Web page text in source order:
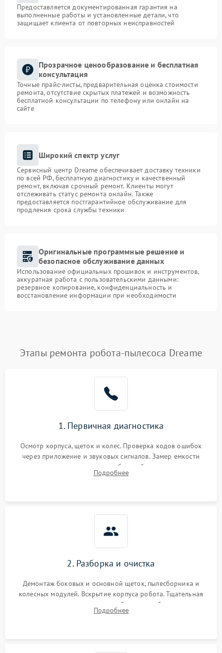
Предоставляется документированная гарантия на
выполненные работы и установленные детали, что
защищает клиента от повторных неисправностей
Прозрачное ценообразование и бесплатная
консультация
Точные прайс-листы, предварительная оценка стоимости
ремонта, отсутствие скрытых платежей и возможность
бесплатной консультации по телефону или онлайн на
сайте
Широкий спектр услуг
Сервисный центр Dreame обеспечивает доставку техники
по всей РФ, бесплатную диагностику и качественный
ремонт, включая срочный ремонт. Клиенты могут
отслеживать статус ремонта онлайн. Также
предоставляется постгарантийное обслуживание для
продления срока службы техники
Оригинальные программные решение и
безопасное обслуживание данных
Использование официальных прошивок и инструментов,
аккуратная работа с пользовательскими данными:
резервное копирование, конфиденциальность и
восстановление информации при необходимости
Этапы ремонта робота-пылесоса Dreame
1. Первичная диагностика
Осмотр корпуса, щеток и колес. Проверка кодов ошибок
через приложение и звуковых сигналов. Замер емкости
аккумулятора и тестирование базовой станции зарядки.
Оценка работы лидара, бампера и датчиков падения для
Подробнее
2. Разборка и очистка
Демонтаж боковых и основной щеток, пылесборника и
колесных модулей. Вскрытие корпуса робота. Тщательная
очистка внутренних полостей, шестерней и плат от
скопившейся пыли, волос и шерсти животных с
Подробнее